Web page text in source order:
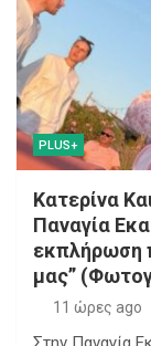
PLUS+
Κατερίνα
Παναγία
εκπλήρωση
μας”
11 ώρες ago